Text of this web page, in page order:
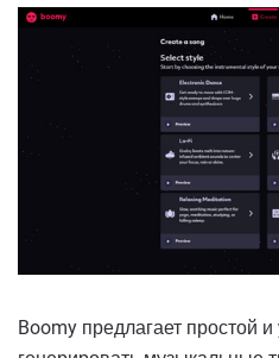
Boomy предлагает простой